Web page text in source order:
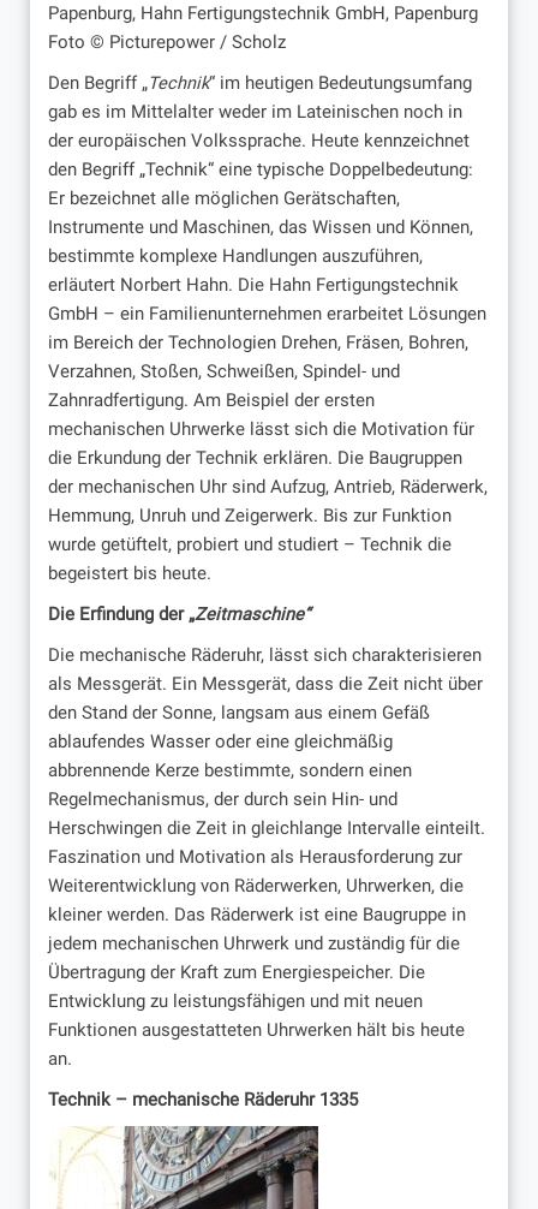
Papenburg, Hahn Fertigungstechnik GmbH, Papenburg
Foto © Picturepower / Scholz
Den Begriff „Technik“ im heutigen Bedeutungsumfang
gab es im Mittelalter weder im Lateinischen noch in
der europäischen Volkssprache. Heute kennzeichnet
den Begriff „Technik“ eine typische Doppelbedeutung:
Er bezeichnet alle möglichen Gerätschaften,
Instrumente und Maschinen, das Wissen und Können,
bestimmte komplexe Handlungen auszuführen,
erläutert Norbert Hahn. Die Hahn Fertigungstechnik
GmbH – ein Familienunternehmen erarbeitet Lösungen
im Bereich der Technologien Drehen, Fräsen, Bohren,
Verzahnen, Stoßen, Schweißen, Spindel- und
Zahnradfertigung. Am Beispiel der ersten
mechanischen Uhrwerke lässt sich die Motivation für
die Erkundung der Technik erklären. Die Baugruppen
der mechanischen Uhr sind Aufzug, Antrieb, Räderwerk,
Hemmung, Unruh und Zeigerwerk. Bis zur Funktion
wurde getüftelt, probiert und studiert – Technik die
begeistert bis heute.
Die Erfindung der „Zeitmaschine“
Die mechanische Räderuhr, lässt sich charakterisieren
als Messgerät. Ein Messgerät, dass die Zeit nicht über
den Stand der Sonne, langsam aus einem Gefäß
ablaufendes Wasser oder eine gleichmäßig
abbrennende Kerze bestimmte, sondern einen
Regelmechanismus, der durch sein Hin- und
Herschwingen die Zeit in gleichlange Intervalle einteilt.
Faszination und Motivation als Herausforderung zur
Weiterentwicklung von Räderwerken, Uhrwerken, die
kleiner werden. Das Räderwerk ist eine Baugruppe in
jedem mechanischen Uhrwerk und zuständig für die
Übertragung der Kraft zum Energiespeicher. Die
Entwicklung zu leistungsfähigen und mit neuen
Funktionen ausgestatteten Uhrwerken hält bis heute
an.
Technik – mechanische Räderuhr 1335